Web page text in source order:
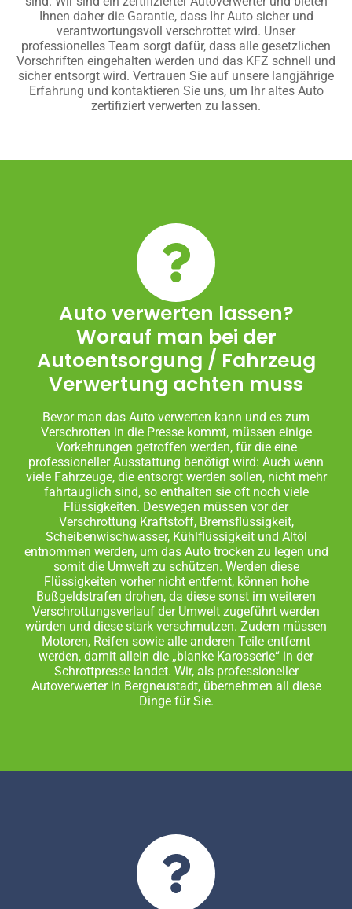
Ihnen daher die Garantie, dass Ihr Auto sicher und
verantwortungsvoll verschrottet wird. Unser
professionelles Team sorgt dafür, dass alle gesetzlichen
Vorschriften eingehalten werden und das KFZ schnell und
sicher entsorgt wird. Vertrauen Sie auf unsere langjährige
Erfahrung und kontaktieren Sie uns, um Ihr altes Auto
zertifiziert verwerten zu lassen.
Auto verwerten lassen?
Worauf man bei der
Autoentsorgung / Fahrzeug
Verwertung achten muss
Bevor man das Auto verwerten kann und es zum
Verschrotten in die Presse kommt, müssen einige
Vorkehrungen getroffen werden, für die eine
professioneller Ausstattung benötigt wird: Auch wenn
viele Fahrzeuge, die entsorgt werden sollen, nicht mehr
fahrtauglich sind, so enthalten sie oft noch viele
Flüssigkeiten. Deswegen müssen vor der
Verschrottung Kraftstoff, Bremsflüssigkeit,
Scheibenwischwasser, Kühlflüssigkeit und Altöl
entnommen werden, um das Auto trocken zu legen und
somit die Umwelt zu schützen. Werden diese
Flüssigkeiten vorher nicht entfernt, können hohe
Bußgeldstrafen drohen, da diese sonst im weiteren
Verschrottungsverlauf der Umwelt zugeführt werden
würden und diese stark verschmutzen. Zudem müssen
Motoren, Reifen sowie alle anderen Teile entfernt
werden, damit allein die „blanke Karosserie“ in der
Schrottpresse landet. Wir, als professioneller
Autoverwerter in Bergneustadt, übernehmen all diese
Dinge für Sie.